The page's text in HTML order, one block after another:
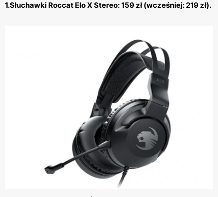
1.Słuchawki Roccat Elo X Stereo: 159 zł (wcześniej: 219 zł).